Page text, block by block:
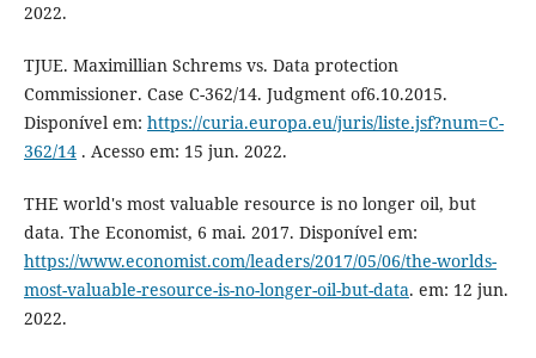
2022.
TJUE. Maximillian Schrems vs. Data protection
Commissioner. Case C-362/14. Judgment of6.10.2015.
Disponível em: https://curia.europa.eu/juris/liste.jsf?num=C-
362/14. Acesso em: 15 jun. 2022.
THE world's most valuable resource is no longer oil, but
data. The Economist, 6 mai. 2017. Disponível em:
https://www.economist.com/leaders/2017/05/06/the-worlds-
most-valuable-resource-is-no-longer-oil-but-data. em: 12 jun.
2022.